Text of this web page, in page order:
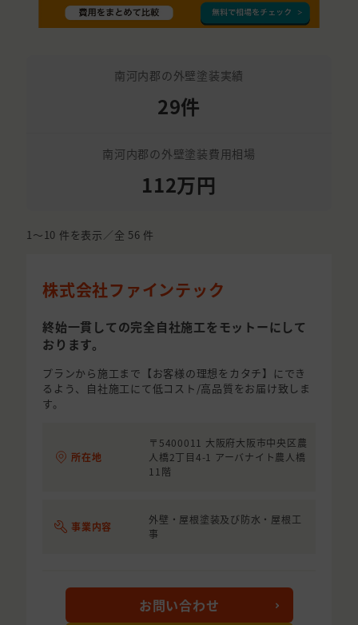
南河内郡の外壁塗装実績
29件
南河内郡の外壁塗装費用相場
112万円
1〜10 件を表示／全 56 件
株式会社ファインテック
終始一貫しての完全自社施工をモットーにして
おります。
プランから施工まで【お客様の理想をカタチ】にでき
るよう、自社施工にて低コスト/高品質をお届け致しま
す。
所在地
〒5400011 大阪府大阪市中央区農
人橋2丁目4-1 アーバナイト農人橋
11階
事業内容
外壁・屋根塗装及び防水・屋根工
事
お問い合わせ